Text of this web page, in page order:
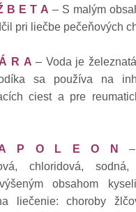
B E T A – S malým
pri liečbe pečeňových
R A – Voda je
sa používa na
ciest a pre
A P O L E O N
chloridová, sodná,
obsahom
liečenie: choroby